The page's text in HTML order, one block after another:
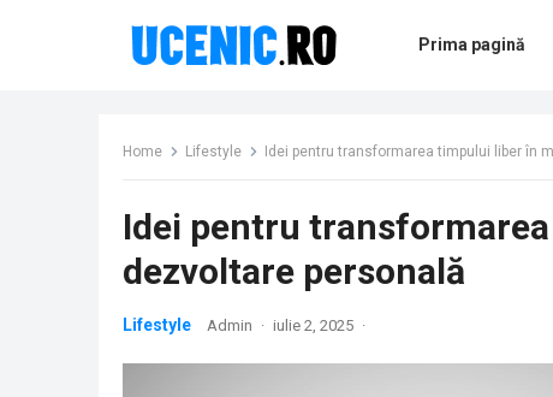
Prima pagină
Home Lifestyle Idei pentru transformarea timpului liber în
Idei pentru
dezvoltare personală
Lifestyle Admin · iulie 2, 2025 ·